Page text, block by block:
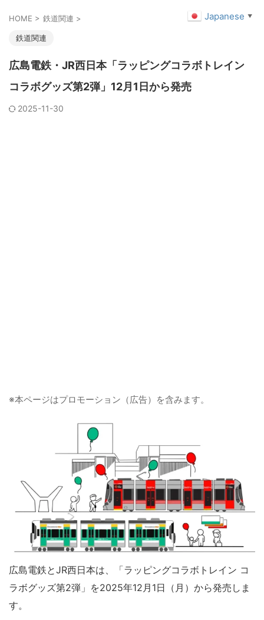
HOME > 鉄道関連 >
鉄道関連
広島電鉄・JR西日本「ラッピングコラボトレイン
コラボグッズ第2弾」12月1日から発売
2025-11-30
※本ページはプロモーション（広告）を含みます。
広島電鉄とJR西日本は、「ラッピングコラボトレイン コ
ラボグッズ第2弾」を2025年12月1日（月）から発売しま
す。
Japanese ▼